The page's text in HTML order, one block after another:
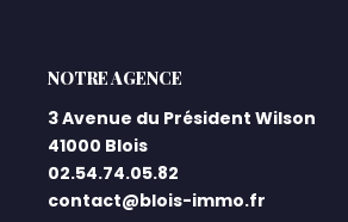
L'AGENCE
3 Avenue du Président Wilson
41000 Blois
02.54.74.05.82
contact@blois-immo.fr